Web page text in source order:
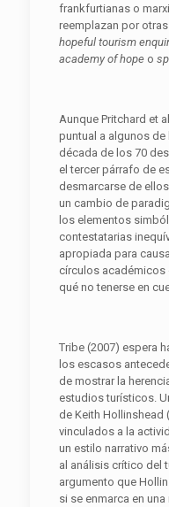
frankfurtianas o
reemplazan por
hopeful tourism
academy of hope o
Aunque Pritchard et
puntual a algunos
década de los 70
el tercer párrafo de
desmarcarse de
un cambio de
los elementos
contestatarias
apropiada para
círculos académicos
qué no tenerse en
Tribe (2007) espera
los escasos
de mostrar la
estudios turísticos.
de Keith
vinculados a la
un estilo narrativo
al análisis crítico del
argumento que
si se enmarca en